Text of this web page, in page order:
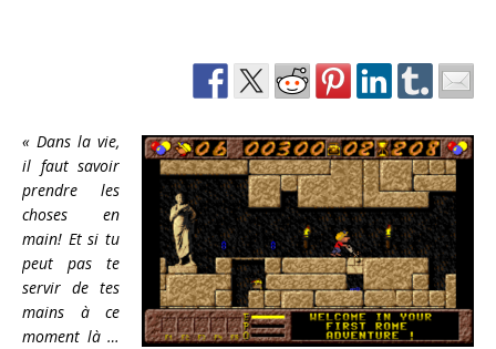
« Dans la vie,
il faut savoir
prendre les
choses en
main! Et si tu
peut pas te
servir de tes
mains à ce
moment là …